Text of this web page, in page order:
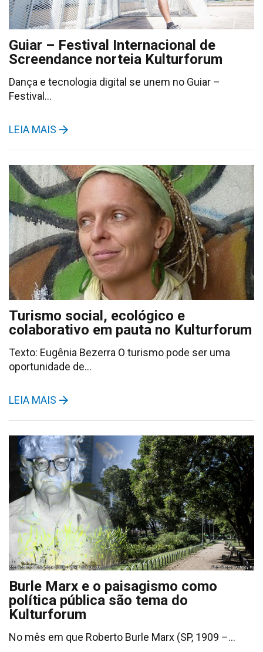
Guiar – Festival Internacional de
Screendance norteia Kulturforum
Dança e tecnologia digital se unem no Guiar –
Festival…
LEIA MAIS
Turismo social, ecológico e
colaborativo em pauta no Kulturforum
Texto: Eugênia Bezerra O turismo pode ser uma
oportunidade de…
LEIA MAIS
Burle Marx e o paisagismo como
política pública são tema do
Kulturforum
No mês em que Roberto Burle Marx (SP, 1909 –…